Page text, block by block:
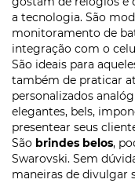
a tecnologia. São
monitoramento de
integração com o
São ideais para
também de praticar
personalizados
elegantes, bels,
presentear seus
São brindes belos,
Swarovski. Sem
maneiras de divulgar